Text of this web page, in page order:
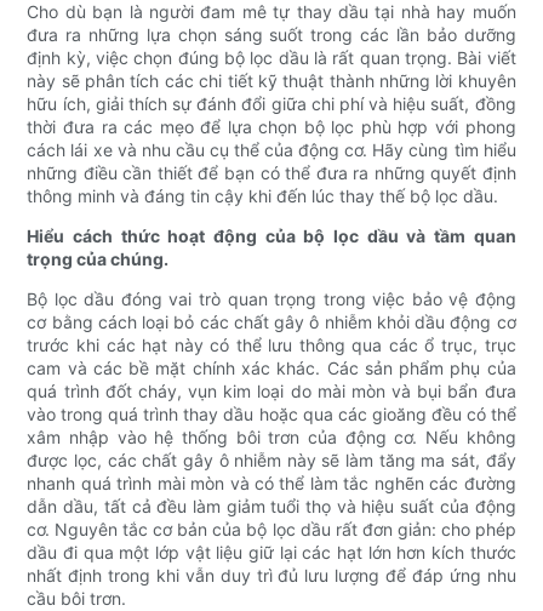
Cho dù bạn là người đam mê tự thay dầu tại nhà hay muốn
đưa ra những lựa chọn sáng suốt trong các lần bảo dưỡng
định kỳ, việc chọn đúng bộ lọc dầu là rất quan trọng. Bài viết
này sẽ phân tích các chi tiết kỹ thuật thành những lời khuyên
hữu ích, giải thích sự đánh đổi giữa chi phí và hiệu suất, đồng
thời đưa ra các mẹo để lựa chọn bộ lọc phù hợp với phong
cách lái xe và nhu cầu cụ thể của động cơ. Hãy cùng tìm hiểu
những điều cần thiết để bạn có thể đưa ra những quyết định
thông minh và đáng tin cậy khi đến lúc thay thế bộ lọc dầu.
Hiểu cách thức hoạt động của bộ lọc dầu và tầm quan
trọng của chúng.
Bộ lọc dầu đóng vai trò quan trọng trong việc bảo vệ động
cơ bằng cách loại bỏ các chất gây ô nhiễm khỏi dầu động cơ
trước khi các hạt này có thể lưu thông qua các ổ trục, trục
cam và các bề mặt chính xác khác. Các sản phẩm phụ của
quá trình đốt cháy, vụn kim loại do mài mòn và bụi bẩn đưa
vào trong quá trình thay dầu hoặc qua các gioăng đều có thể
xâm nhập vào hệ thống bôi trơn của động cơ. Nếu không
được lọc, các chất gây ô nhiễm này sẽ làm tăng ma sát, đẩy
nhanh quá trình mài mòn và có thể làm tắc nghẽn các đường
dẫn dầu, tất cả đều làm giảm tuổi thọ và hiệu suất của động
cơ. Nguyên tắc cơ bản của bộ lọc dầu rất đơn giản: cho phép
dầu đi qua một lớp vật liệu giữ lại các hạt lớn hơn kích thước
nhất định trong khi vẫn duy trì đủ lưu lượng để đáp ứng nhu
cầu bôi trơn.